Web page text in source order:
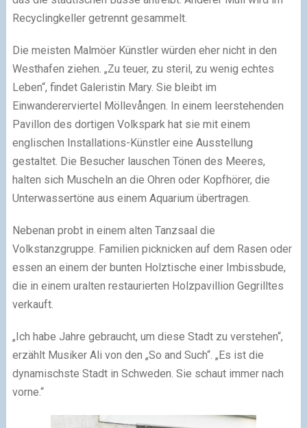
Recyclingkeller getrennt gesammelt.
Die meisten Malmöer Künstler würden eher nicht in den
Westhafen ziehen. „Zu teuer, zu steril, zu wenig echtes
Leben“, findet Galeristin Mary. Sie bleibt im
Einwandererviertel Möllevången. In einem leerstehenden
Pavillon des dortigen Volkspark hat sie mit einem
englischen Installations-Künstler eine Ausstellung
gestaltet. Die Besucher lauschen Tönen des Meeres,
halten sich Muscheln an die Ohren oder Kopfhörer, die
Unterwassertöne aus einem Aquarium übertragen.
Nebenan probt in einem alten Tanzsaal die
Volkstanzgruppe. Familien picknicken auf dem Rasen oder
essen an einem der bunten Holztische einer Imbissbude,
die in einem uralten restaurierten Holzpavillion Gegrilltes
verkauft.
„Ich habe Jahre gebraucht, um diese Stadt zu verstehen“,
erzählt Musiker Ali von den „So and Such“. „Es ist die
dynamischste Stadt in Schweden. Sie schaut immer nach
vorne.“